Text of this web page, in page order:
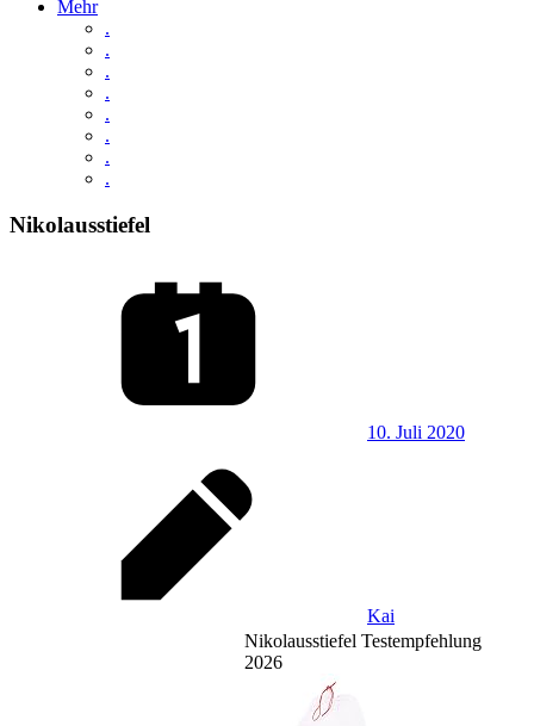
Mehr
.
.
.
.
.
.
.
.
Nikolausstiefel
10. Juli 2020
Kai
Nikolausstiefel Testempfehlung
2026